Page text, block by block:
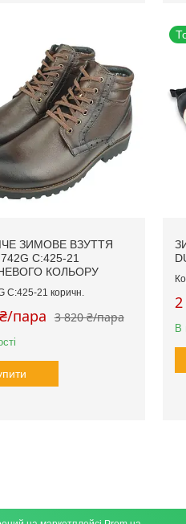
ЗИМОВЕ ВЗУТТЯ
C:425-21
КОЛЬОРУ
C:425-21 коричн.
3 820 ₴/пара
пара
2
В